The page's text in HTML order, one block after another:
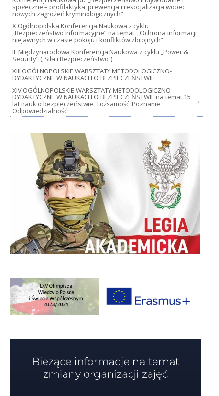
społeczne – profilaktyka, prewencja i resocjalizacja wobec
nowych zagrożeń kryminologicznych”
X Ogólnopolska Konferencja Naukowa z cyklu
„Bezpieczeństwo informacyjne” na temat: „Ochrona informacji
niejawnych w czasie pokoju i konfliktów zbrojnych”
II. Międzynarodowa Konferencja Naukowa z cyklu „Power &
Security” („Siła i Bezpieczeństwo”)
XIII OGÓLNOPOLSKIE WARSZTATY METODOLOGICZNO-
DYDAKTYCZNE W NAUKACH O BEZPIECZEŃSTWIE
XIV OGÓLNOPOLSKIE WARSZTATY METODOLOGICZNO-
DYDAKTYCZNE W NAUKACH O BEZPIECZEŃSTWIE na temat 15
lat nauk o bezpieczeństwie. Tożsamość. Poznanie.
Odpowiedzialność
→